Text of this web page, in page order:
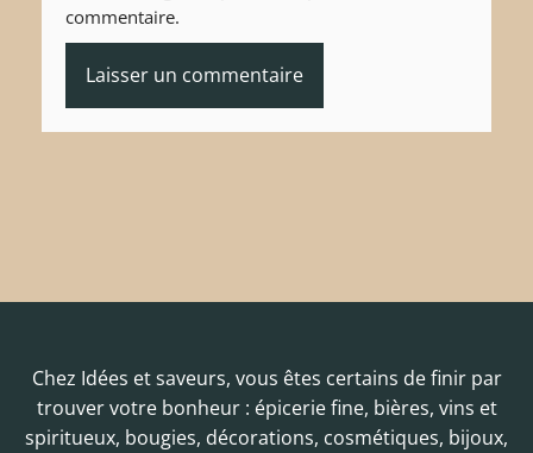
commentaire.
Chez Idées et saveurs, vous êtes certains de finir par
trouver votre bonheur : épicerie fine, bières, vins et
spiritueux, bougies, décorations, cosmétiques, bijoux,